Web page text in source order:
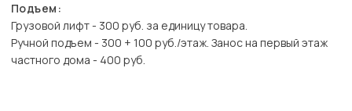
Подъем:
Грузовой лифт - 300 руб. за единицу товара.
Ручной подъем - 300 + 100 руб./этаж. Занос на первый этаж
частного дома - 400 руб.